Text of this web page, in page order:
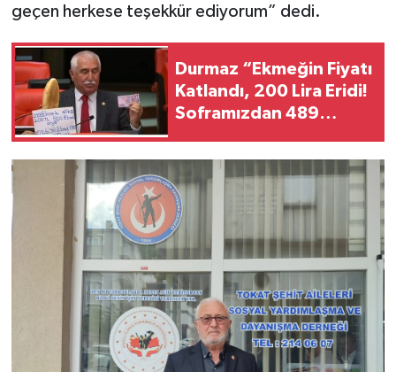
geçen herkese teşekkür ediyorum” dedi.
Durmaz “Ekmeğin Fiyatı
Katlandı, 200 Lira Eridi!
Soframızdan 489